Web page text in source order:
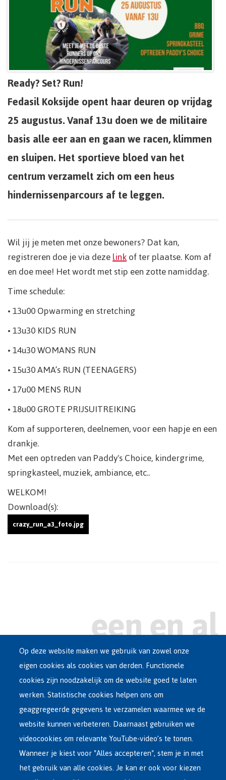
Ready? Set? Run!
Fedasil Koksijde opent haar deuren op vrijdag
25 augustus. Vanaf 13u doen we de militaire
basis alle eer aan en gaan we racen, klimmen
en sluipen. Het sportieve bloed van het
centrum verzamelt zich om een heus
hindernissenparcours af te leggen.
Wil jij je meten met onze bewoners? Dat kan,
registreren doe je via dezelinkof ter plaatse. Kom af
en doe mee! Het wordt met stip een zotte namiddag.
Time schedule:
• 13u00 Opwarming en stretching
• 13u30 KIDS RUN
• 14u30 WOMANS RUN
• 15u30 AMA’s RUN (TEENAGERS)
• 17u00 MENS RUN
• 18u00 GROTE PRIJSUITREIKING
Kom af supporteren, deelnemen, voor een hapje en een
drankje.
Met een optreden van Paddy's Choice, kindergrime,
springkasteel, muziek, ambiance, etc..
WELKOM!
Download(s):
crazy_run_a3_foto.jpg
Main
Dutch
Menu
ASIEL IN BELGIË
OPVANGNETWERK
VRIJWILLIGE TERUGKEER
INTERNATIONAAL
Op deze website maken we gebruik van zowel onze
eigen cookies als cookies van derden. Functionele
cookies zijn noodzakelijk om de website goed te laten
werken. Statistische cookies helpen ons om
geaggregeerde gegevens te verzamelen waarmee we de
website kunnen verbeteren. Daarnaast gebruiken we
videocookies om relevante YouTube-video’s te tonen.
Wanneer je kiest voor "Alles accepteren", stem je in met
het gebruik van alle cookies. Je kan er ook voor kiezen